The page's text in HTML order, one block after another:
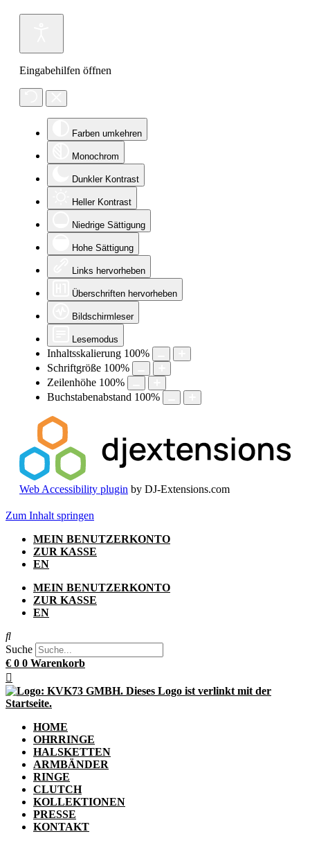
Eingabehilfen öffnen
Farben umkehren
Monochrom
Dunkler Kontrast
Heller Kontrast
Niedrige Sättigung
Hohe Sättigung
Links hervorheben
Überschriften hervorheben
Bildschirmleser
Lesemodus
Inhaltsskalierung 100%
Schriftgröße 100%
Zeilenhöhe 100%
Buchstabenabstand 100%
Web Accessibility plugin by DJ-Extensions.com
Zum Inhalt springen
MEIN BENUTZERKONTO
ZUR KASSE
EN
MEIN BENUTZERKONTO
ZUR KASSE
EN
Suche
€ 0 0 Warenkorb
HOME
OHRRINGE
HALSKETTEN
ARMBÄNDER
RINGE
CLUTCH
KOLLEKTIONEN
PRESSE
KONTAKT